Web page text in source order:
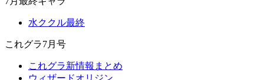
水ククル最終
これグラ7月号
これグラ新情報まとめ
ウィザードオリジン